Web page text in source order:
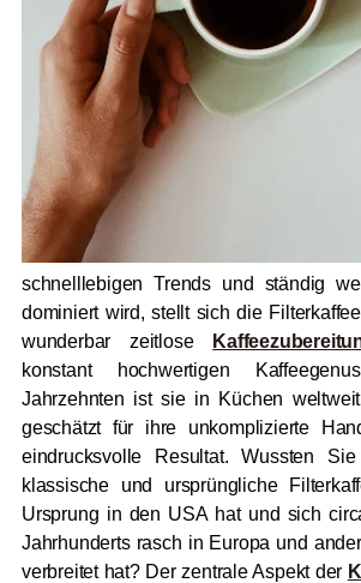
schnelllebigen Trends und ständig
dominiert wird, stellt sich die
wunderbar zeitlose
konstant hochwertigen
Jahrzehnten ist sie in Küchen
geschätzt für ihre unkomplizierte
eindrucksvolle Resultat. Wussten
klassische und ursprüngliche
Ursprung in den USA hat und sich
Jahrhunderts rasch in Europa und
verbreitet hat? Der zentrale Aspekt der